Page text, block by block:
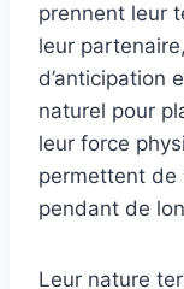
prennent leur
leur
d’anticipation
naturel pour
leur force
permettent de
pendant de
Leur nature